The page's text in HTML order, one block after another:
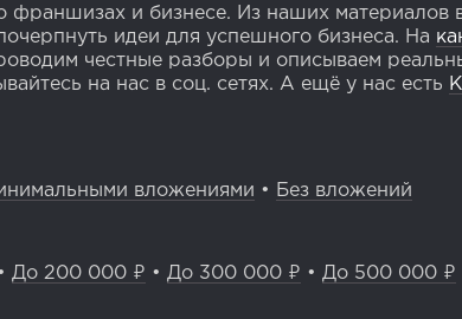
франшизах и бизнесе. Из наших материалов
идеи для успешного бизнеса. На
честные разборы и описываем
на нас в соц. сетях. А ещё у нас есть
вложениями • Без вложений
До 200 000 ₽ • До 300 000 ₽ • До 500 000 ₽